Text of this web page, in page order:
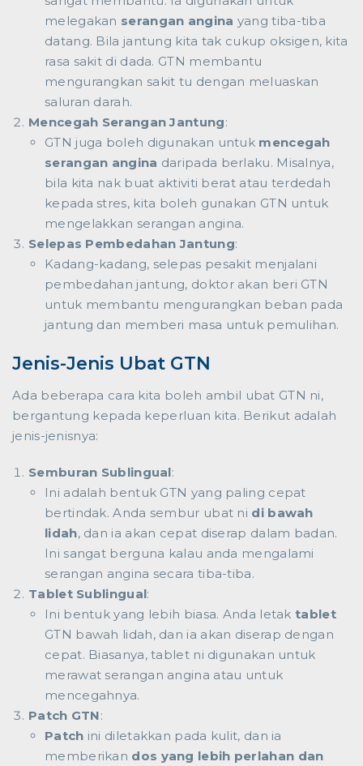
melegakan serangan angina yang tiba-tiba
datang. Bila jantung kita tak cukup oksigen, kita
rasa sakit di dada. GTN membantu
mengurangkan sakit tu dengan meluaskan
saluran darah.
Mencegah Serangan Jantung:
GTN juga boleh digunakan untuk mencegah
serangan angina daripada berlaku. Misalnya,
bila kita nak buat aktiviti berat atau terdedah
kepada stres, kita boleh gunakan GTN untuk
mengelakkan serangan angina.
Selepas Pembedahan Jantung:
Kadang-kadang, selepas pesakit menjalani
pembedahan jantung, doktor akan beri GTN
untuk membantu mengurangkan beban pada
jantung dan memberi masa untuk pemulihan.
Jenis-Jenis Ubat GTN
Ada beberapa cara kita boleh ambil ubat GTN ni,
bergantung kepada keperluan kita. Berikut adalah
jenis-jenisnya:
Semburan Sublingual:
Ini adalah bentuk GTN yang paling cepat
bertindak. Anda sembur ubat ni di bawah
lidah, dan ia akan cepat diserap dalam badan.
Ini sangat berguna kalau anda mengalami
serangan angina secara tiba-tiba.
Tablet Sublingual:
Ini bentuk yang lebih biasa. Anda letak tablet
GTN bawah lidah, dan ia akan diserap dengan
cepat. Biasanya, tablet ni digunakan untuk
merawat serangan angina atau untuk
mencegahnya.
Patch GTN:
Patch ini diletakkan pada kulit, dan ia
memberikan dos yang lebih perlahan dan